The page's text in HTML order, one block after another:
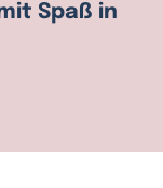
Spaß in